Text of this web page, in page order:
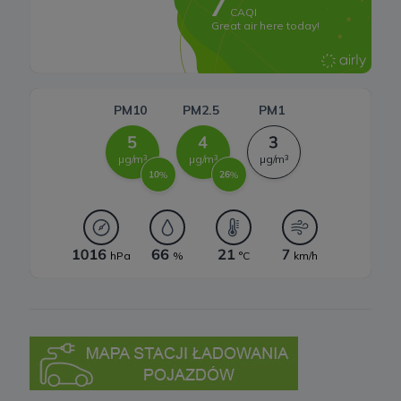
Dąbrowieckiej 6A lok. 6, 03-932 Warszawa, wpisana do rejestru
przedsiębiorców Krajowego Rejestru Sądowego, prowadzonego
przez Sąd Rejonowy dla m. st. Warszawy w Warszawie, XIII
Wydział Gospodarczy Krajowego Rejestru Sądowego za numerem
KRS 0000770248, REGON 382497533, NIP 1132992861
sposobach przetwarzania danych osobowych użytkowników.
W sprawach ochrony swoich danych osobowych możesz
skontaktować się z nami:
a) pod adresem e-mail: rodo@cleanerenergy.pl
3. Zakres przetwarzanych danych
Spółka przetwarza również dane, które użytkownik podaje w celu
założenia konta lub korzystania z usługi newslettera, tj. imię,
nazwisko, adres e-mail.